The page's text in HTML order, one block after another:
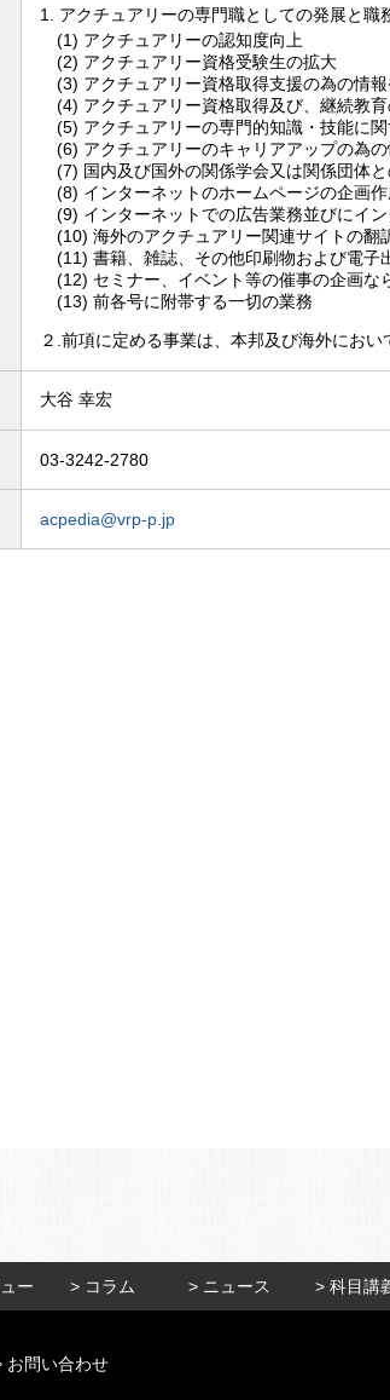
1. アクチュアリーの専門職としての発展と職
(1) アクチュアリーの認知度向上
(2) アクチュアリー資格受験生の拡大
(3) アクチュアリー資格取得支援の為の情
(4) アクチュアリー資格取得及び、継続教
(5) アクチュアリーの専門的知識・技能に
(6) アクチュアリーのキャリアアップの為
(7) 国内及び国外の関係学会又は関係団体
(8) インターネットのホームページの企画
(9) インターネットでの広告業務並びにイ
(10) 海外のアクチュアリー関連サイトの翻
(11) 書籍、雑誌、その他印刷物および電子
(12) セミナー、イベント等の催事の企画な
(13) 前各号に附帯する一切の業務
２.前項に定める事業は、本邦及び海外におい
大谷 幸宏
03-3242-2780
acpedia@vrp-p.jp
ー > コラム > ニュース > 科目講
お問い合わせ